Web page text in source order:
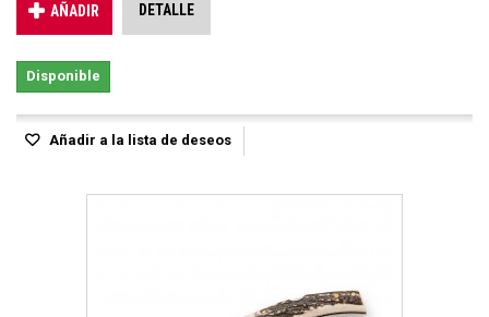
AÑADIR DETALLE
Disponible
Añadir a la lista de deseos